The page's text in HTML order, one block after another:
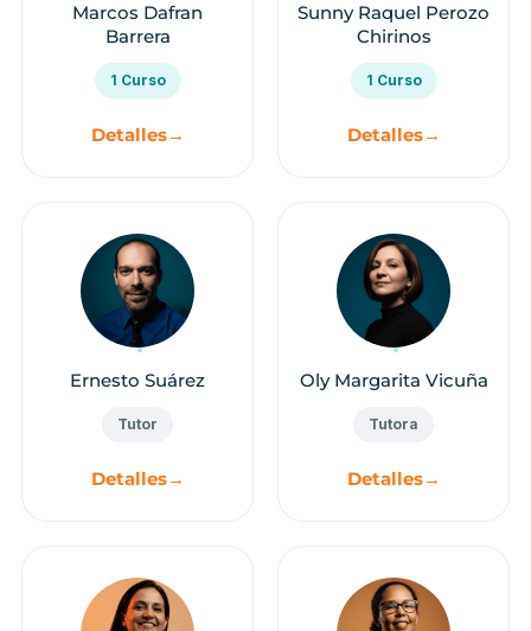
Marcos Dafran
Barrera
1 Curso
Detalles→
Sunny Raquel Perozo
Chirinos
1 Curso
Detalles→
Ernesto Suárez
Tutor
Detalles→
Oly Margarita Vicuña
Tutora
Detalles→